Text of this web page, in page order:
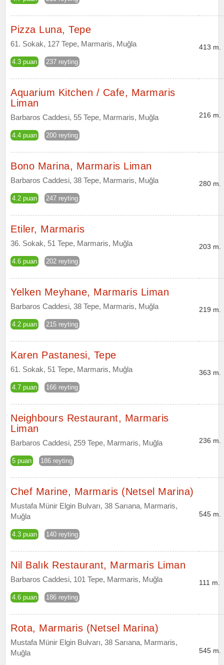
Pizza Luna, Tepe
61. Sokak, 127 Tepe, Marmaris, Muğla
4.3 puan 237 reyting
413 m.
Aquarium Kitchen / Cafe, Marmaris
Liman
Barbaros Caddesi, 55 Tepe, Marmaris, Muğla
4.4 puan 200 reyting
216 m.
Bono Marina, Marmaris Liman
Barbaros Caddesi, 38 Tepe, Marmaris, Muğla
4.2 puan 247 reyting
280 m.
Etiler, Marmaris
36. Sokak, 51 Tepe, Marmaris, Muğla
4.6 puan 202 reyting
203 m.
Yelken Meyhane, Marmaris Liman
Barbaros Caddesi, 38 Tepe, Marmaris, Muğla
4.2 puan 215 reyting
219 m.
Karen Pastanesi, Tepe
61. Sokak, 51 Tepe, Marmaris, Muğla
4.7 puan 166 reyting
363 m.
Neighbours Restaurant, Marmaris
Liman
Barbaros Caddesi, 259 Tepe, Marmaris, Muğla
5 puan 186 reyting
236 m.
Chef Marine, Marmaris (Netsel Marina)
Mustafa Münir Elgin Bulvarı, 38 Sarıana, Marmaris,
Muğla
4.3 puan 140 reyting
545 m.
Nil Balık Restaurant, Marmaris Liman
Barbaros Caddesi, 101 Tepe, Marmaris, Muğla
4.6 puan 186 reyting
111 m.
Rota, Marmaris (Netsel Marina)
Mustafa Münir Elgin Bulvarı, 38 Sarıana, Marmaris,
Muğla
545 m.